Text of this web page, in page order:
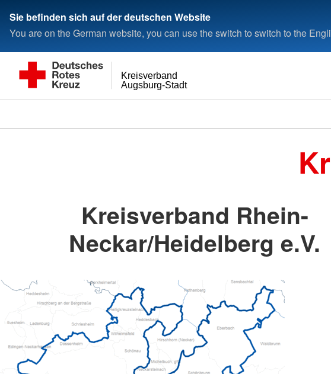
Sie befinden sich auf der deutschen Website
You are on the German website, you can use the switch to switch to the
Augsburg-Stadt
Kreisverband
Kreisverband Rhein-
Neckar/Heidelberg e.V.